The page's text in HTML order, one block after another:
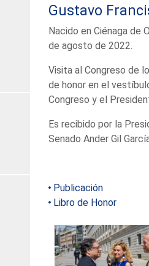
Gustavo
Nacido en Ciénaga de
de agosto de 2022.
Visita al Congreso de
de honor en el
Congreso y el
Es recibido por la
Senado Ander Gil
Publicación
Libro de Honor